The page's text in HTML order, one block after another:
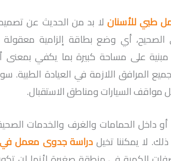
طبي للأسنان لا بد من الحديث عن
الصحيح، أي وضع بطاقة إلزامية
على مساحة كبيرة بما يكفي
المرافق اللازمة في العيادة الطبية.
مواقف السيارات ومناطق الاستقبال.
داخل الحمامات والغرف والخدمات
لا يمكننا تخيلدراسة جدوى معمل في